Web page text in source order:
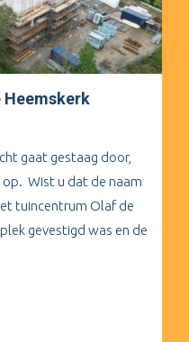
gaat gestaag door,
Wist u dat de naam
tuincentrum Olaf de
gevestigd was en de